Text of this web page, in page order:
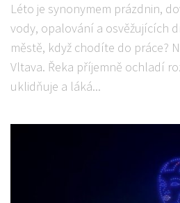
Léto je synonymem prázdnin,
vody, opalování a osvěžujících
městě, když chodíte do práce?
Vltava. Řeka příjemně ochladí
uklidňuje a láká...